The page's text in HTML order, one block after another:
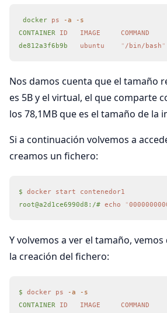
docker ps -a -s
CONTAINER ID
   IMAGE
     COMMAND
de812a3f6b9b
   ubuntu
    "
/bin/bash "
Nos damos cuenta que el tamaño
es 5B y el virtual, el que comparte
los 78,1MB que es el tamaño de la
Si a continuación volvemos a
creamos un fichero:
$ docker start contenedor1
root@a2d1ce6990d8:/# echo "
Y volvemos a ver el tamaño,
la creación del fichero:
$ docker ps -a -s
CONTAINER ID
   IMAGE
     COMMAND